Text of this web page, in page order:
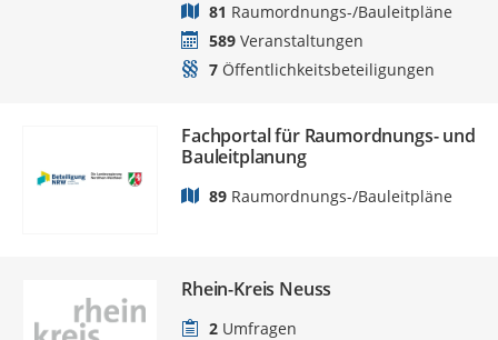
81 Raumordnungs-/Bauleitpläne
589 Veranstaltungen
7 Öffentlichkeitsbeteiligungen
Fachportal für Raumordnungs- und
Bauleitplanung
89 Raumordnungs-/Bauleitpläne
Rhein-Kreis Neuss
2 Umfragen